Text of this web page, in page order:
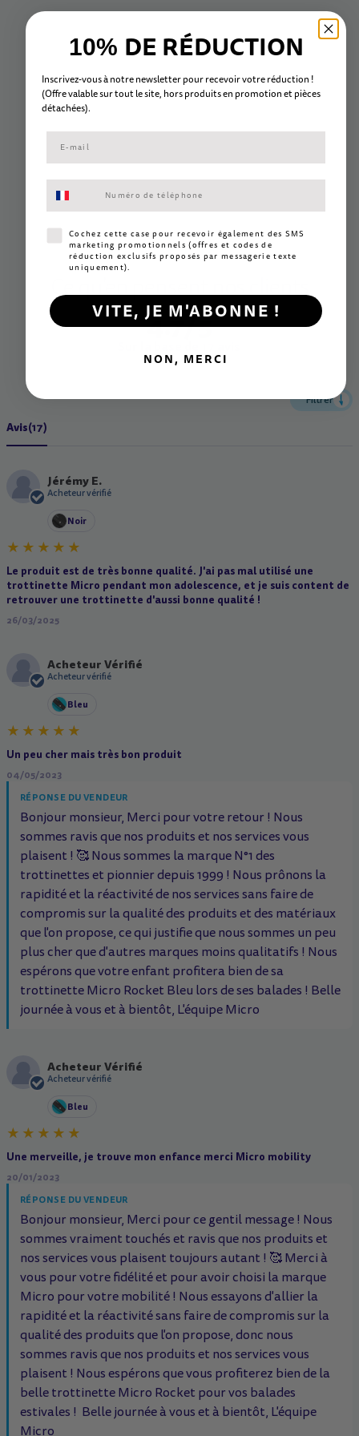
Les avis
Ce qu'en pensent nos clients
4.7/5
Avis(17)
Filtrer
J
Jérémy E.
Acheteur vérifié
Noir
Le produit est de très bonne qualité. J'ai pas mal utilisé une
trottinette Micro pendant mon adolescence, et je suis content de
retrouver une trottinette d'aussi bonne qualité !
26/03/2025
A
Acheteur Vérifié
Acheteur vérifié
Bleu
Un peu cher mais très bon produit
04/05/2023
RÉPONSE DU VENDEUR
Bonjour monsieur, Merci pour votre retour ! Nous
sommes ravis que nos produits et nos services vous
plaisent ! 🥰 Nous sommes la marque N°1 des
trottinettes et pionnier depuis 1999 ! Nous prônons la
rapidité et la réactivité de nos services sans faire de
compromis sur la qualité des produits et des matériaux
que l'on propose, ce qui justifie que nous sommes un peu
plus cher que d'autres marques moins qualitatifs ! Nous
espérons que votre enfant profitera bien de sa
trottinette Micro Rocket Bleu lors de ses balades ! Belle
journée à vous et à bientôt, L'équipe Micro
A
Acheteur Vérifié
Acheteur vérifié
Bleu
Une merveille, je trouve mon enfance merci Micro mobility
20/01/2023
RÉPONSE DU VENDEUR
Bonjour monsieur, Merci pour ce gentil message ! Nous
sommes vraiment touchés et ravis que nos produits et
nos services vous plaisent toujours autant ! 🥰 Merci à
vous pour votre fidélité et pour avoir choisi la marque
Micro pour votre mobilité ! Nous essayons d'allier la
rapidité et la réactivité sans faire de compromis sur la
qualité des produits que l'on propose, donc nous
sommes ravis que nos produits et nos services vous
plaisent ! Nous espérons que vous profiterez bien de la
belle trottinette Micro Rocket pour vos balades
estivales ! ️ Belle journée à vous et à bientôt, L'équipe
Micro
10% DE RÉDUCTION
Inscrivez-vous à notre newsletter pour recevoir votre réduction !
(Offre valable sur tout le site, horsproduits en promotion et pièces
détachées).
Consentement SMS marketing
Cochez cette case pour recevoir également des SMS
marketing promotionnels (offres et codes de
réduction exclusifs proposés par messagerie texte
uniquement).
VITE, JE M'ABONNE !
NON, MERCI